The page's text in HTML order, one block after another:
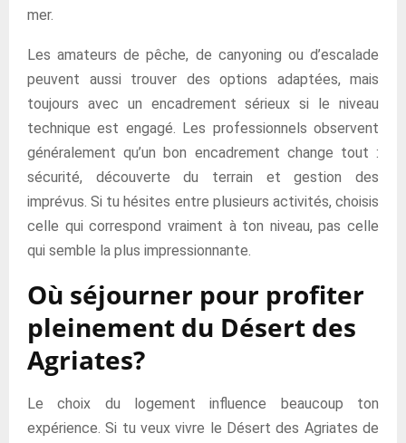
mer.
Les amateurs de pêche, de canyoning ou d’escalade
peuvent aussi trouver des options adaptées, mais
toujours avec un encadrement sérieux si le niveau
technique est engagé. Les professionnels observent
généralement qu’un bon encadrement change tout :
sécurité, découverte du terrain et gestion des
imprévus. Si tu hésites entre plusieurs activités, choisis
celle qui correspond vraiment à ton niveau, pas celle
qui semble la plus impressionnante.
Où séjourner pour profiter
pleinement du Désert des
Agriates?
Le choix du logement influence beaucoup ton
expérience. Si tu veux vivre le Désert des Agriates de